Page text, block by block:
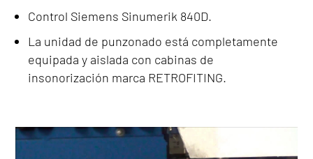
Control Siemens Sinumerik 840D.
La unidad de punzonado está completamente
equipada y aislada con cabinas de
insonorización marca RETROFITING.